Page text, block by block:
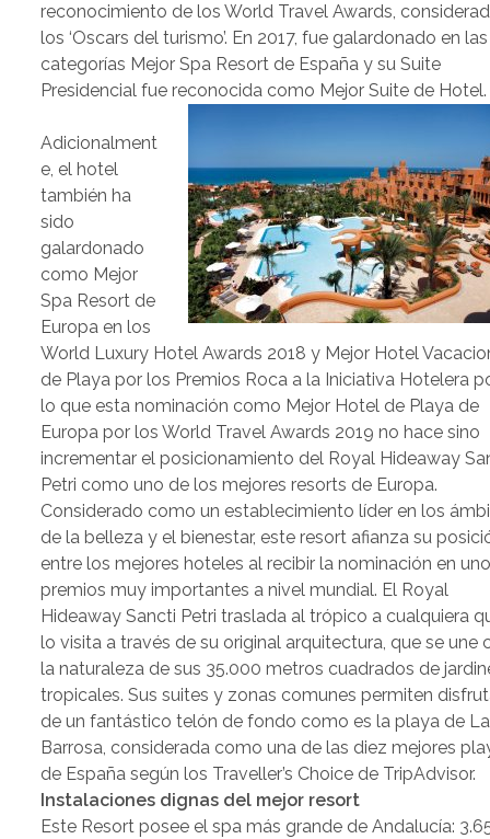
reconocimiento de los World Travel Awards,
los ‘Oscars del turismo’. En 2017, fue galardonado en las
categorías Mejor Spa Resort de España y su Suite
Presidencial fue reconocida como Mejor Suite de Hotel.
Adicionalment
e, el hotel
también ha
sido
galardonado
como Mejor
Spa Resort de
Europa en los
World Luxury Hotel Awards 2018 y Mejor Hotel
de Playa por los Premios Roca a la Iniciativa Hotelera
lo que esta nominación como Mejor Hotel de Playa de
Europa por los World Travel Awards 2019 no hace sino
incrementar el posicionamiento del Royal Hideaway
Petri como uno de los mejores resorts de Europa.
Considerado como un establecimiento líder en los
de la belleza y el bienestar, este resort afianza su
entre los mejores hoteles al recibir la nominación en
premios muy importantes a nivel mundial. El Royal
Hideaway Sancti Petri traslada al trópico a cualquiera
lo visita a través de su original arquitectura, que se une
la naturaleza de sus 35.000 metros cuadrados de
tropicales. Sus suites y zonas comunes permiten
de un fantástico telón de fondo como es la playa de La
Barrosa, considerada como una de las diez mejores
de España según los Traveller’s Choice de TripAdvisor.
Instalaciones dignas del mejor resort
Este Resort posee el spa más grande de Andalucía: